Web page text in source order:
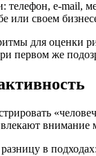
телефон, e-mail,
или своем
для оценки
первом же
внимание
в